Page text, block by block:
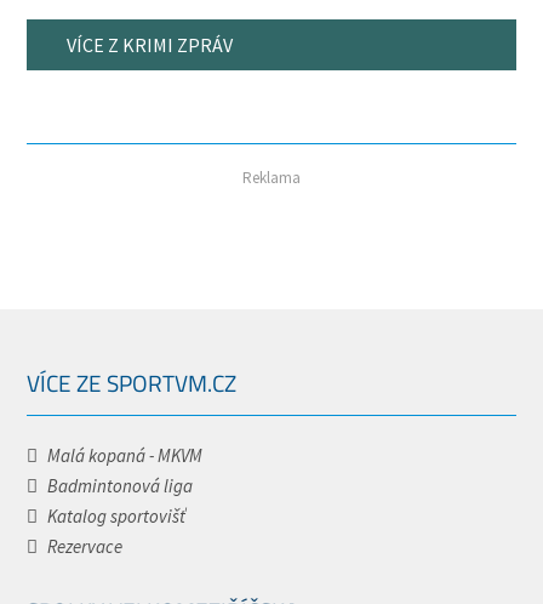
VÍCE Z KRIMI ZPRÁV
Reklama
VÍCE ZE SPORTVM.CZ
Malá kopaná - MKVM
Badmintonová liga
Katalog sportovišť
Rezervace